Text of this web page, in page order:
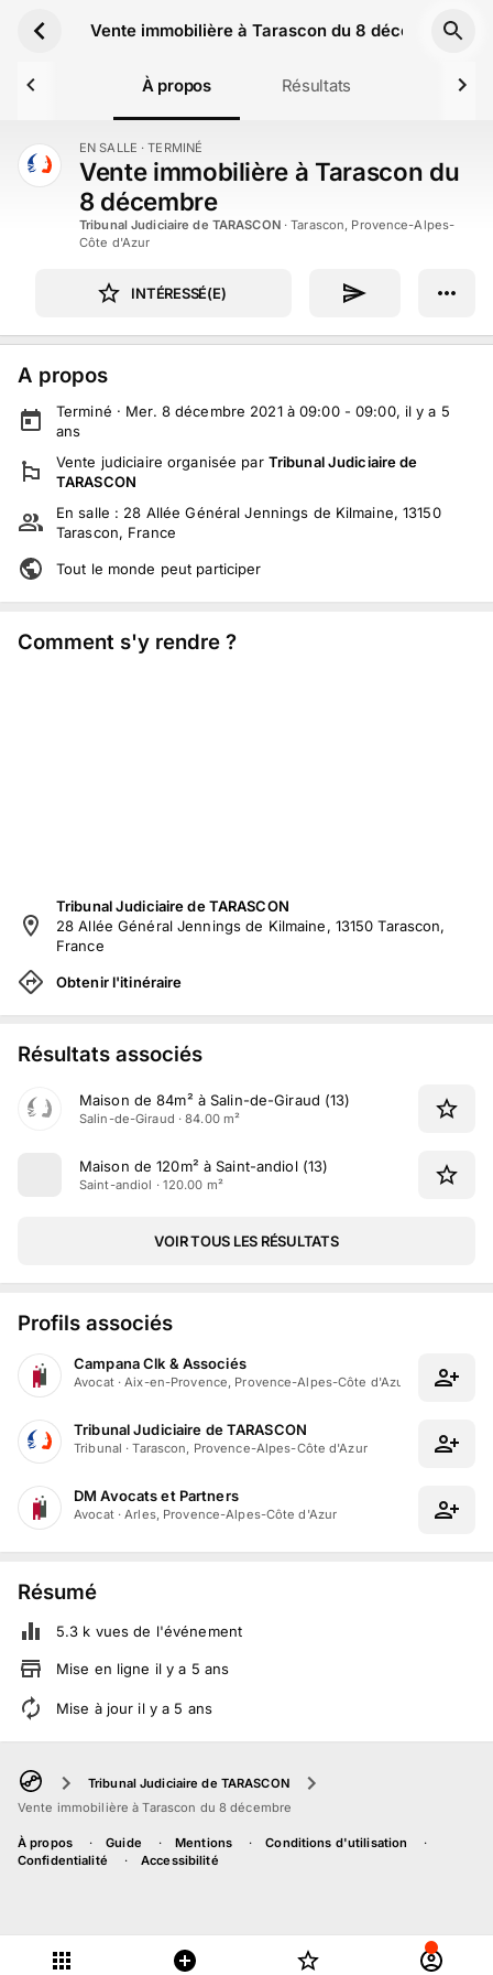
Vente immobilière à Tarascon du 8 décembre
À propos Résultats
TERMINÉ EN SALLE · TERMINÉ
Vente immobilière à Tarascon du
8 décembre
Tribunal Judiciaire de TARASCON·Tarascon, Provence-Alpes-
Côte d'Azur
INTÉRESSÉ(E)
A propos
Terminé · Mer. 8 décembre 2021 à 09:00 - 09:00, il y a 5
ans
Vente judiciaire organisée par Tribunal Judiciaire de
TARASCON
En salle : 28 Allée Général Jennings de Kilmaine, 13150
Tarascon, France
Tout le monde peut participer
Comment s'y rendre ?
Tribunal Judiciaire de TARASCON
28 Allée Général Jennings de Kilmaine, 13150 Tarascon,
France
Obtenir l'itinéraire
Résultats associés
Maison de 84m² à Salin-de-Giraud (13)
Salin-de-Giraud · 84.00 m²
Maison de 120m² à Saint-andiol (13)
Saint-andiol · 120.00 m²
VOIR TOUS LES RÉSULTATS
Profils associés
Campana Clk & Associés
Avocat·Aix-en-Provence, Provence-Alpes-Côte d'Azur
Tribunal Judiciaire de TARASCON
Tribunal ·Tarascon, Provence-Alpes-Côte d'Azur
DM Avocats et Partners
Avocat·Arles, Provence-Alpes-Côte d'Azur
Résumé
5.3 k vues de l'événement
Mise en ligne il y a 5 ans
Mise à jour il y a 5 ans
Tribunal Judiciaire de TARASCON
Vente immobilière à Tarascon du 8 décembre
À propos Guide Mentions
Conditions d'utilisation
Confidentialité
Accessibilité